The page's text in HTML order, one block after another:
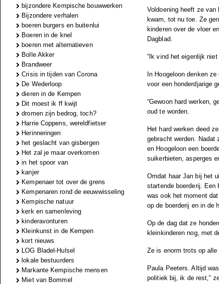
bijzondere Kempische bouwwerken
Bijzondere verhalen
boeren burgers en buitenlui
Boeren in de knel
boeren met alternatieven
Bolle Akker
Brandweer
Crisis in tijden van Corona
De Wederloop
dieren in de Kempen
Dit moest ik ff kwijt
dromen zijn bedrog, toch?
Harrie Coppens, wereldfietser
Herinneringen
het geslacht van gisbergen
Het zal je maar overkomen
in het spoor van
kanjer
Kempenaer tot over de grens
Kempenaren rond de eeuwwisseling
Kempische natuur
kerk en samenleving
kinderavonturen
Kleinkunst in de Kempen
kort nieuws
LOG Bladel-Hulsel
lokale bestuurders
Markante Kempische mensen
Miet van Bommel
Voldoening heeft ze
kwam, tot nu toe. Ze
kinderen over de vloer
Dagblad.
“Ik vind het eigenlijk
In Hoogeloon denken
voor een honderdjarige
“Gewoon hard werken,
oud te worden.
Het hard werken deed
gebracht werden. Nadat
en Hoogeloon een
suikerbieten, asperges
Omdat haar Jan bij het
startende boerderij.
was ook het moment
op de boerderij en in de
Op de dag dat ze
kleinkinderen nog, met
Ze is enorm trots op
Paula Peeters. Altijd
politiek bij, ik de rest,”